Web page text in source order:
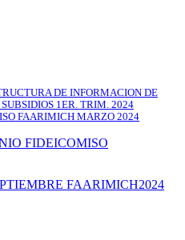
DE INFORMACION DE
1ER. TRIM. 2024
FAARIMICH MARZO 2024
FIDEICOMISO
FAARIMICH2024